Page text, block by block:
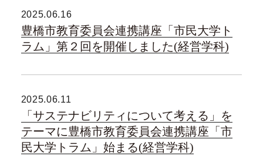
2025.06.16
豊橋市教育委員会連携講座「市民大学ト
ラム」第２回を開催しました(経営学科)
2025.06.11
「サステナビリティについて考える」を
テーマに豊橋市教育委員会連携講座「市
民大学トラム」始まる(経営学科)